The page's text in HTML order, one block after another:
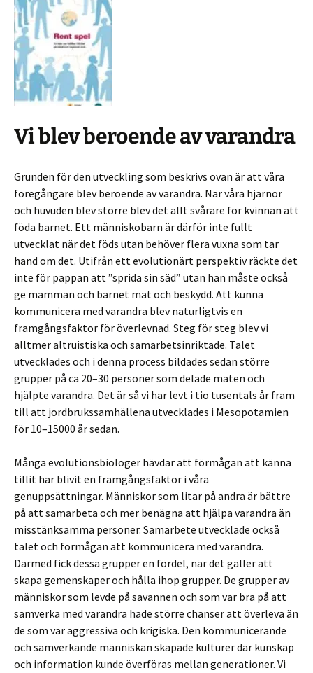
Vi blev beroende av varandra
Grunden för den utveckling som beskrivs ovan är att våra
föregångare blev beroende av varandra. När våra hjärnor
och huvuden blev större blev det allt svårare för kvinnan att
föda barnet. Ett människobarn är därför inte fullt
utvecklat när det föds utan behöver flera vuxna som tar
hand om det. Utifrån ett evolutionärt perspektiv räckte det
inte för pappan att ”sprida sin säd” utan han måste också
ge mamman och barnet mat och beskydd. Att kunna
kommunicera med varandra blev naturligtvis en
framgångsfaktor för överlevnad. Steg för steg blev vi
alltmer altruistiska och samarbetsinriktade. Talet
utvecklades och i denna process bildades sedan större
grupper på ca 20–30 personer som delade maten och
hjälpte varandra. Det är så vi har levt i tio tusentals år fram
till att jordbrukssamhällena utvecklades i Mesopotamien
för 10–15000 år sedan.
Många evolutionsbiologer hävdar att förmågan att känna
tillit har blivit en framgångsfaktor i våra
genuppsättningar. Människor som litar på andra är bättre
på att samarbeta och mer benägna att hjälpa varandra än
misstänksamma personer. Samarbete utvecklade också
talet och förmågan att kommunicera med varandra.
Därmed fick dessa grupper en fördel, när det gäller att
skapa gemenskaper och hålla ihop grupper. De grupper av
människor som levde på savannen och som var bra på att
samverka med varandra hade större chanser att överleva än
de som var aggressiva och krigiska. Den kommunicerande
och samverkande människan skapade kulturer där kunskap
och information kunde överföras mellan generationer. Vi